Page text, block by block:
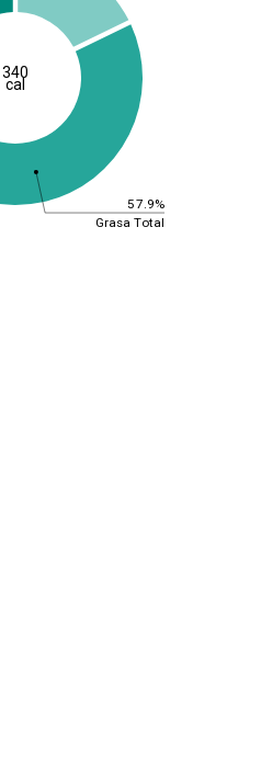
57.9%
Grasa Total
340
cal